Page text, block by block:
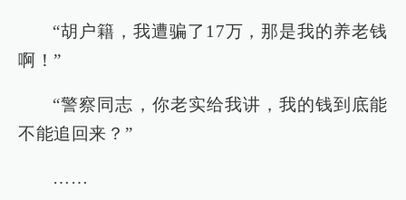
“胡户籍，我遭骗了17万，那是我的养老钱
啊！”
“警察同志，你老实给我讲，我的钱到底能
不能追回来？”
……